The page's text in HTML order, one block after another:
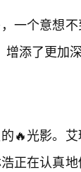
一个意想
添了更加
🔥光影。艾
正在认真